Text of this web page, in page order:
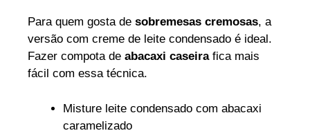
Para quem gosta de sobremesas cremosas, a
versão com creme de leite condensado é ideal.
Fazer compota de abacaxi caseirafica mais
fácil com essa técnica.
Misture leite condensado com abacaxi
caramelizado